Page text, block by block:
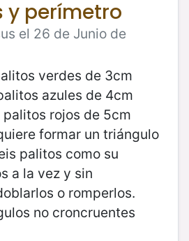
y perímetro
el 26 de Junio de
verdes de 3cm
azules de 4cm
rojos de 5cm
formar un triángulo
palitos como su
a la vez y sin
o romperlos.
no croncruentes